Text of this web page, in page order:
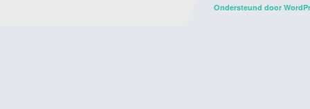
Ondersteund door